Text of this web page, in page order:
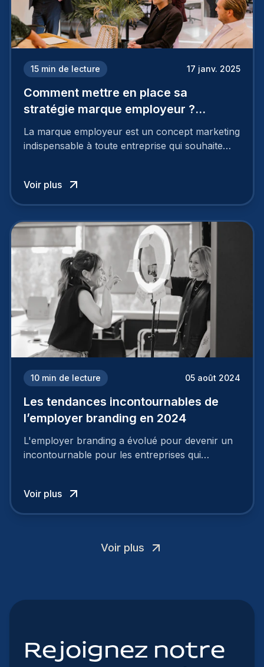
15 min de lecture 17 janv. 2025
Comment mettre en place sa
stratégie marque employeur ?
Découvrez les 7 étapes
La marque employeur est un concept marketing
indispensable à toute entreprise qui souhaite
employeur solide et positive sont évidentes, ce
travail, pour qu’il soit réussi, ne peut se faire en
mettre en œuvre un certain nombre d’actions.
Voir plus
10 min de lecture 05 août 2024
Les tendances incontournables de
l’employer branding en 2024
L'employer branding a évolué pour devenir un
incontournable pour les entreprises qui
Voir plus
Voir plus
Rejoignez notre